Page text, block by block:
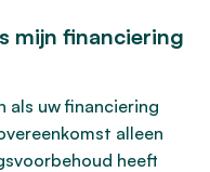
mijn financiering
als uw financiering
alleen
heeft